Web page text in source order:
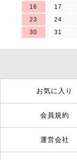
16
17
23
24
30
31
お気に入り
会員規約
運営会社